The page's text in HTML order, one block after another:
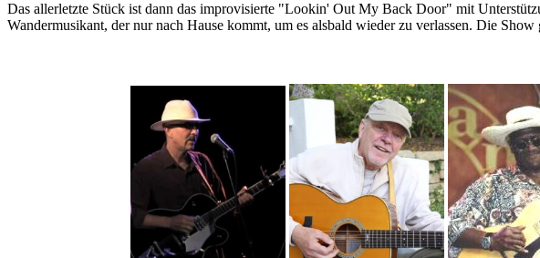
Das allerletzte Stück ist dann das improvisierte "Lookin' Out My Back Door" mit
Wandermusikant, der nur nach Hause kommt, um es alsbald wieder zu verlassen. Die